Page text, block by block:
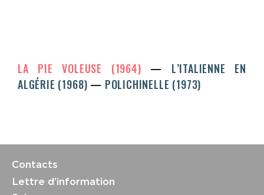
LA PIE VOLEUSE (1964)
L’ITALIENNE EN
ALGÉRIE (1968)
POLICHINELLE (1973)
Contacts
Lettre d’information